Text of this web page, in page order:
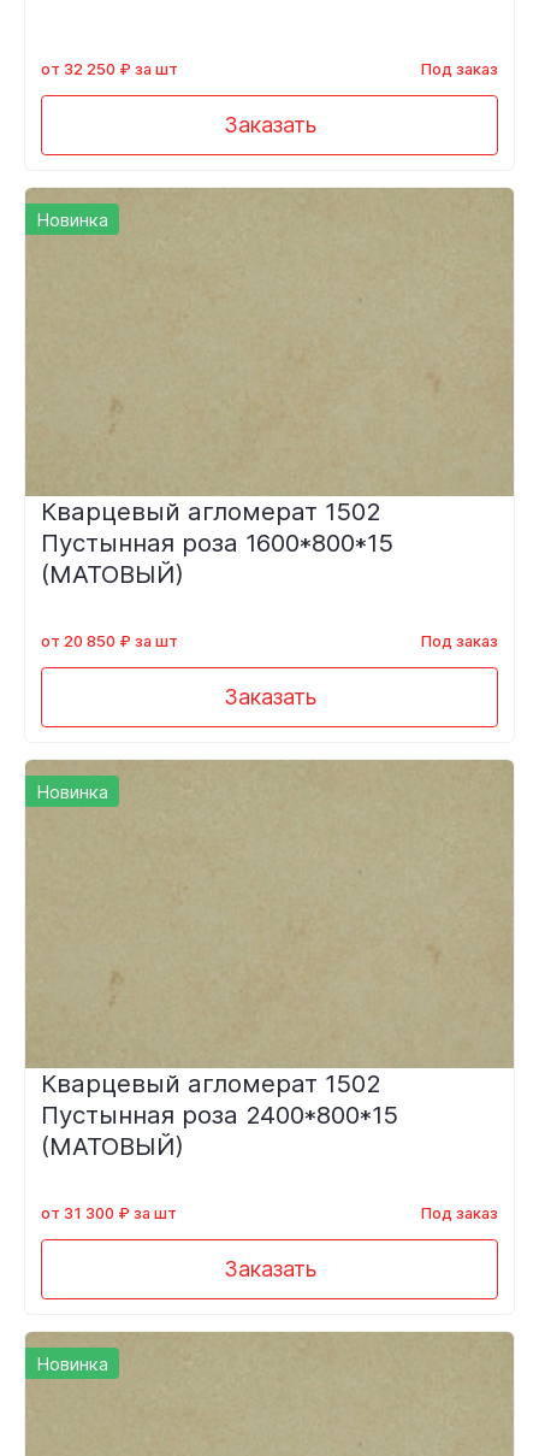
от 32 250 ₽ за шт Под заказ
Заказать
Новинка
Кварцевый агломерат 1502
Пустынная роза 1600*800*15
(МАТОВЫЙ)
от 20 850 ₽ за шт Под заказ
Заказать
Новинка
Кварцевый агломерат 1502
Пустынная роза 2400*800*15
(МАТОВЫЙ)
от 31 300 ₽ за шт Под заказ
Заказать
Новинка